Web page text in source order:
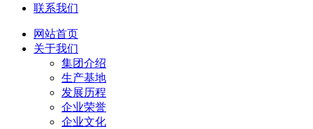
联系我们
网站首页
关于我们
集团介绍
生产基地
发展历程
企业荣誉
企业文化